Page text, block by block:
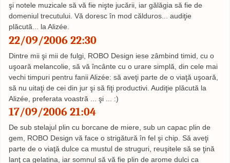
şi notele muzicale să vă fie nişte jucării, iar gălăgia să fie de
domeniul trecutului. Vă doresc în mod călduros... audiţie
plăcută... la Alizée.
22/09/2006 22:30
Dintre mii şi mii de fulgi, ROBO Design iese zâmbind timid, cu o
uşoară melancolie, să vă încânte cu o urare simplă, din cele mai
vechi timpuri pentru fanii Alizée: să aveţi parte de o viaţă uşoară,
să nu uitaţi de cei din jur şi să fiţi productivi. Audiţie plăcută la
Alizée, preferata voastră ... şi ... :)
17/09/2006 21:04
De sub stelajul plin cu borcane de miere, sub un capac plin de
gem, ROBO Design vă face o strigătură în fel şi chip. Să aveţi
parte de o viaţă dulce ca mustul de struguri, reuşitele să se ţină
lanţ ca gelatina, iar somnul să vă fie plin de arome dulci ca